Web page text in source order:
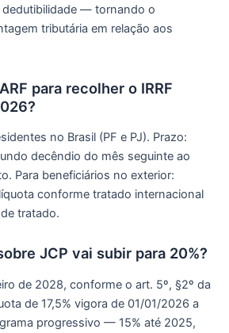
— tornando o
tributária em relação aos
para recolher o IRRF
no Brasil (PF e PJ). Prazo:
decêndio do mês seguinte ao
Para beneficiários no exterior:
conforme tratado internacional
tratado.
JCP vai subir para 20%?
de 2028, conforme o art. 5º, §2º da
de 17,5% vigora de 01/01/2026 a
progressivo — 15% até 2025,